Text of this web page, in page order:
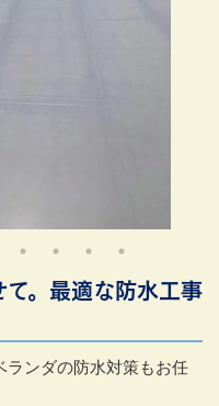
。最適な防水工事
ランダの防水対策もお任